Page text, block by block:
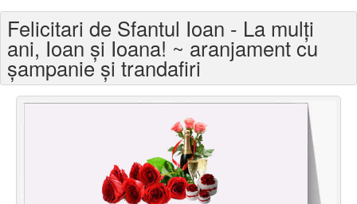
Felicitari varsta
Felicitari zilele anului
Felicitari muzicale personalizate
Felicitari de Sfantul Ioan - La mulți
ani, Ioan și Ioana! ~ aranjament cu
șampanie și trandafiri